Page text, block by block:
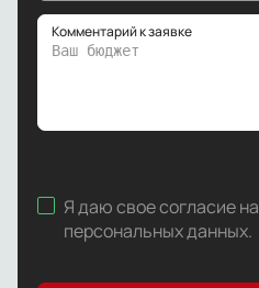
Комментарий к заявке
Я даю свое согласие на
персональных данных.